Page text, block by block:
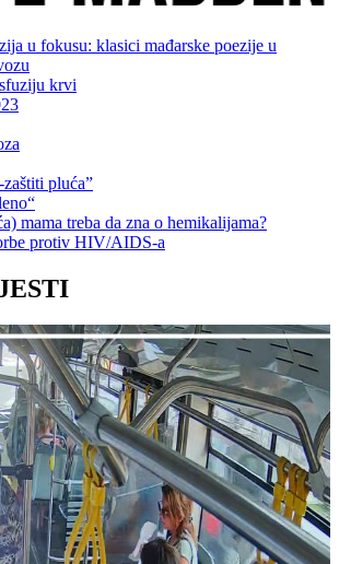
u fokusu: klasici mađarske poezije u
krvi
pluća”
mama treba da zna o hemikalijama?
protiv HIV/AIDS-a